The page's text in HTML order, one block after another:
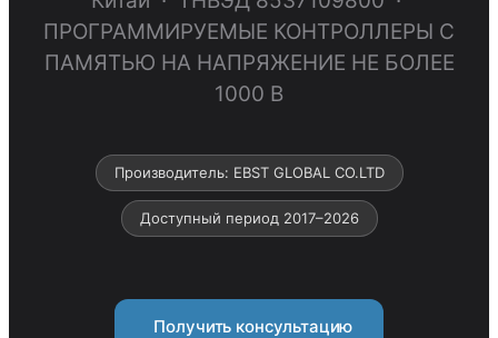
ПРОГРАММИРУЕМЫЕ КОНТРОЛЛЕРЫ С
ПАМЯТЬЮ НА НАПРЯЖЕНИЕ НЕ БОЛЕЕ
1000 В
Производитель: EBST GLOBAL CO.LTD
Доступный период 2017–2026
Получить консультацию